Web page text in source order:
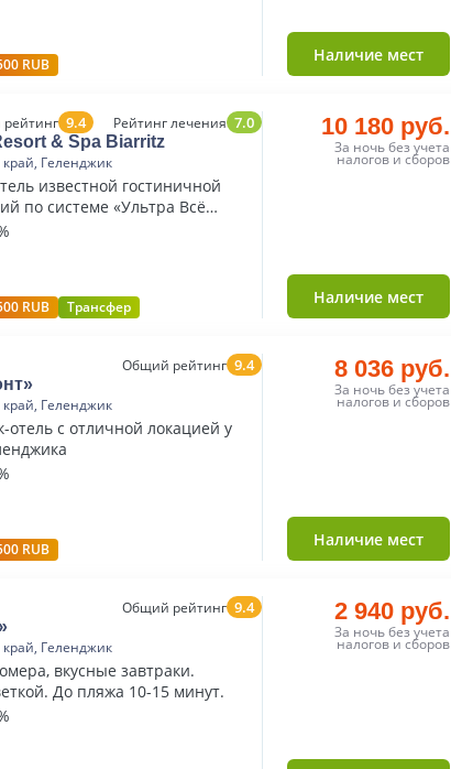
RUB Наличие мест
9.4 Рейтинг лечения 7.0
& Spa Biarritz
Геленджик
известной гостиничной
по системе «Ультра Всё
RUB Трансфер
10 180 руб.
За ночь без учета
налогов и сборов
Наличие мест
Общий рейтинг 9.4
Геленджик
отель с отличной локацией у
RUB
8 036 руб.
За ночь без учета
налогов и сборов
Наличие мест
Общий рейтинг 9.4
Геленджик
вкусные завтраки.
До пляжа 10-15 минут.
2 940 руб.
За ночь без учета
налогов и сборов